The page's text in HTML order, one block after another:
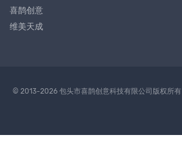
喜鹊创意
维美天成
© 2013-2026 包头市喜鹊创意科技有限公司版权所有